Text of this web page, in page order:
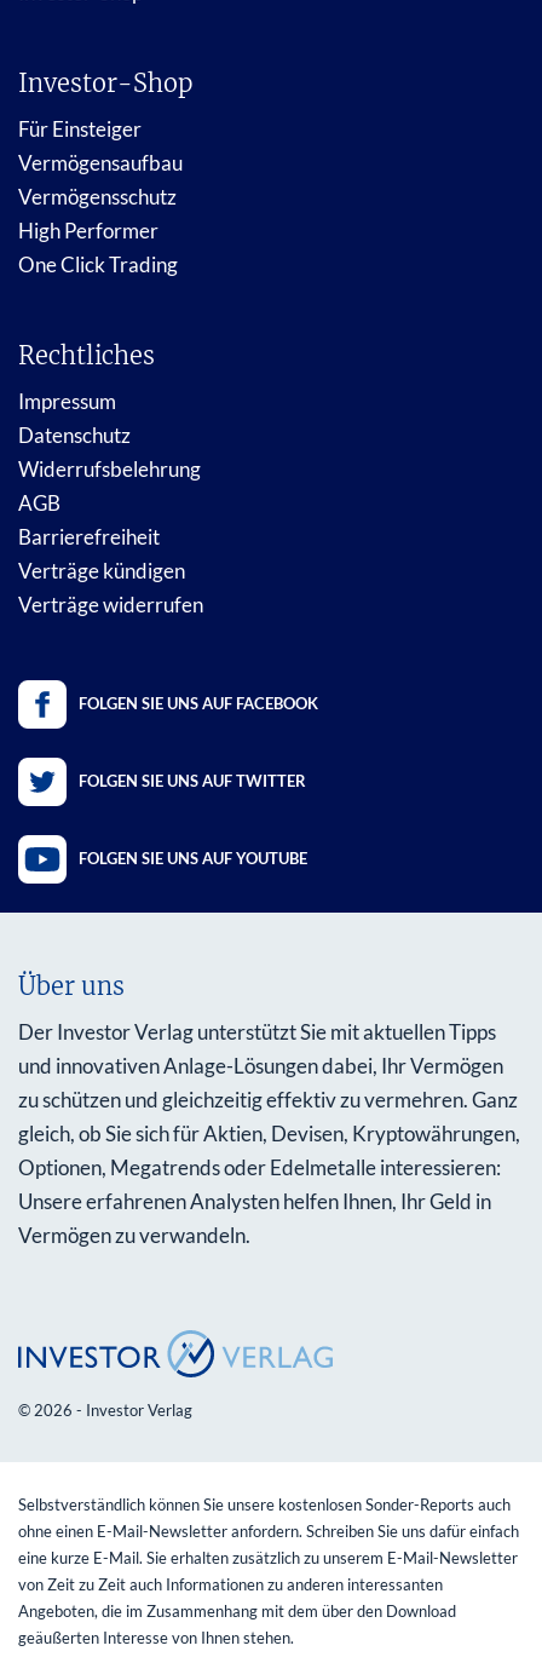
Investor-Shop
Für Einsteiger
Vermögensaufbau
Vermögensschutz
High Performer
One Click Trading
Rechtliches
Impressum
Datenschutz
Widerrufsbelehrung
AGB
Barrierefreiheit
Verträge kündigen
Verträge widerrufen
FOLGEN SIE UNS AUF FACEBOOK
FOLGEN SIE UNS AUF TWITTER
FOLGEN SIE UNS AUF YOUTUBE
Über uns
Der Investor Verlag unterstützt Sie mit aktuellen Tipps
und innovativen Anlage-Lösungen dabei, Ihr Vermögen
zu schützen und gleichzeitig effektiv zu vermehren. Ganz
gleich, ob Sie sich für Aktien, Devisen, Kryptowährungen,
Optionen, Megatrends oder Edelmetalle interessieren:
Unsere erfahrenen Analysten helfen Ihnen, Ihr Geld in
Vermögen zu verwandeln.
© 2026 - Investor Verlag
Selbstverständlich können Sie unsere kostenlosen Sonder-Reports auch
ohne einen E-Mail-Newsletter anfordern. Schreiben Sie uns dafür einfach
eine kurze E-Mail. Sie erhalten zusätzlich zu unserem E-Mail-Newsletter
von Zeit zu Zeit auch Informationen zu anderen interessanten
Angeboten, die im Zusammenhang mit dem über den Download
geäußerten Interesse von Ihnen stehen.